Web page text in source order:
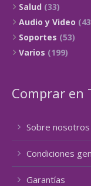
Salud (33)
Audio y Video
Soportes (53)
Varios (199)
Comprar en
Sobre nosotros
Condiciones
Garantías